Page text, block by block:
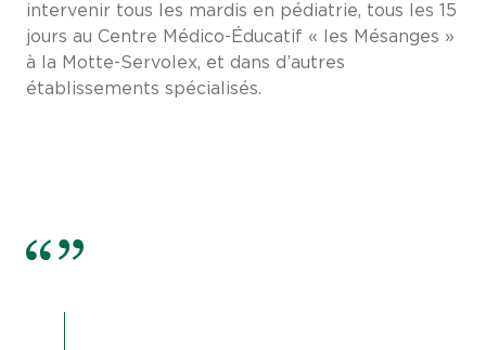
intervenir tous les mardis en pédiatrie, tous les 15
jours au Centre Médico-Éducatif « les Mésanges »
à la Motte-Servolex, et dans d’autres
établissements spécialisés.